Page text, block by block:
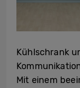
Kühlschrank
Mit einem